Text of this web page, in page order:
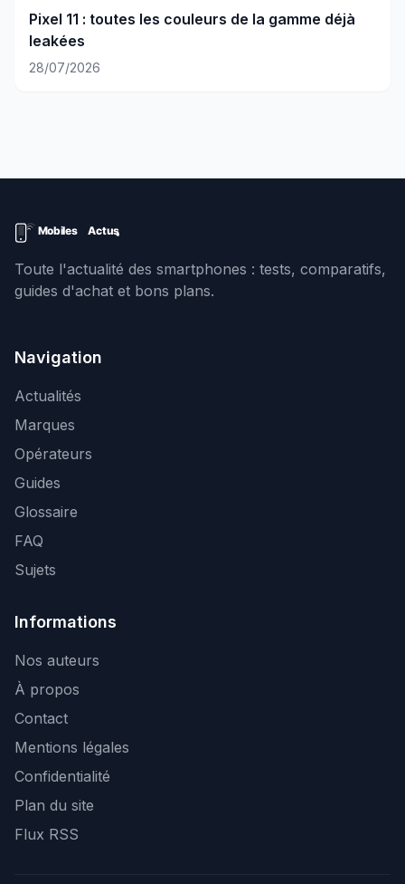
Pixel 11 : toutes les couleurs de la gamme déjà
leakées
28/07/2026
Toute l'actualité des smartphones : tests, comparatifs,
guides d'achat et bons plans.
Navigation
Actualités
Marques
Opérateurs
Guides
Glossaire
FAQ
Sujets
Informations
Nos auteurs
À propos
Contact
Mentions légales
Confidentialité
Plan du site
Flux RSS